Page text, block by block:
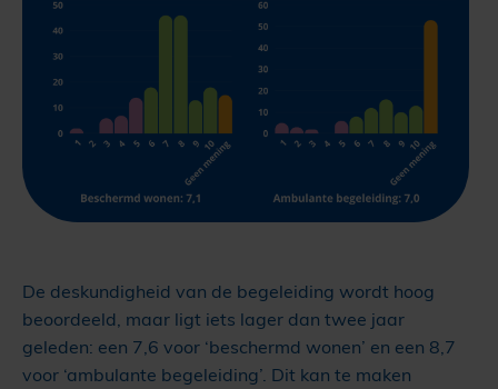
De deskundigheid van de begeleiding wordt hoog
beoordeeld, maar ligt iets lager dan twee jaar
geleden: een 7,6 voor ‘beschermd wonen’ en een 8,7
voor ‘ambulante begeleiding’. Dit kan te maken